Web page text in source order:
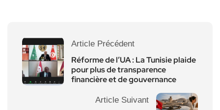
Article Précédent
Réforme de l’UA : La Tunisie plaide
pour plus de transparence
financière et de gouvernance
Article Suivant